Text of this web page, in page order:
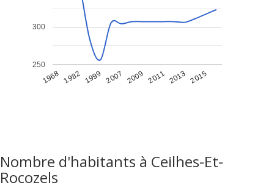
1968 1982 1999 2007 2009 2011 2013 2015
250
300
Nombre d'habitants à Ceilhes-Et-
Rocozels